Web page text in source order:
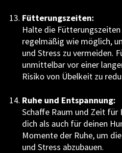
Fütterungszeiten:
Halte die
regelmäßig wie möglich,
und Stress zu vermeiden.
unmittelbar vor einer
Risiko von Übelkeit zu
Ruhe und Entspannung:
Schaffe Raum und Zeit
dich als auch für deinen
Momente der Ruhe, um
und Stress abzubauen.